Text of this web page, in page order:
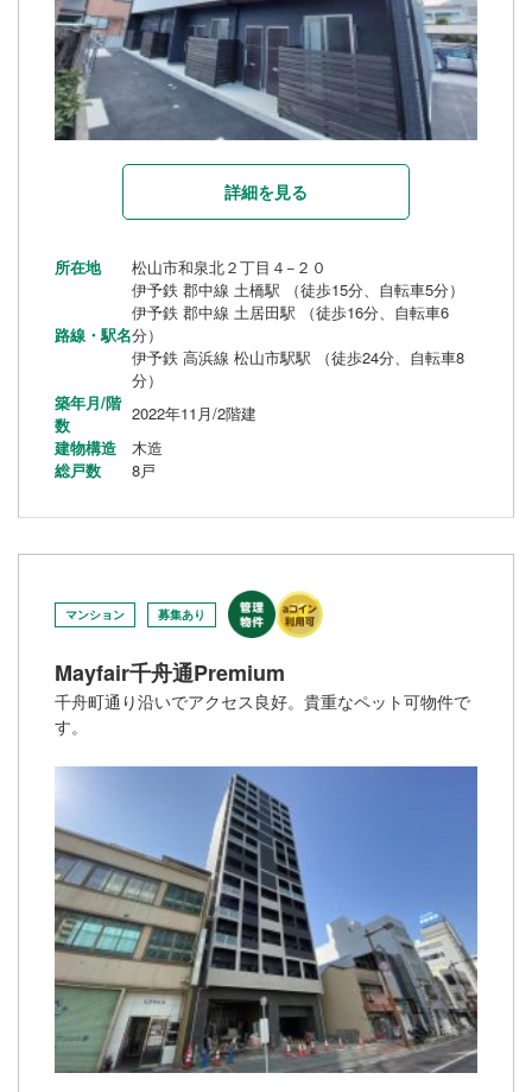
詳細を見る
所在地 松山市和泉北２丁目４−２０
路線・駅名
伊予鉄 郡中線 土橋駅 （徒歩15分、自転車5分）
伊予鉄 郡中線 土居田駅 （徒歩16分、自転車6
分）
伊予鉄 高浜線 松山市駅駅 （徒歩24分、自転車8
分）
築年月/階
数
2022年11月/2階建
建物構造
木造
総戸数
8戸
マンション 募集あり
Mayfair千舟通Premium
千舟町通り沿いでアクセス良好。貴重なペット可物件で
す。